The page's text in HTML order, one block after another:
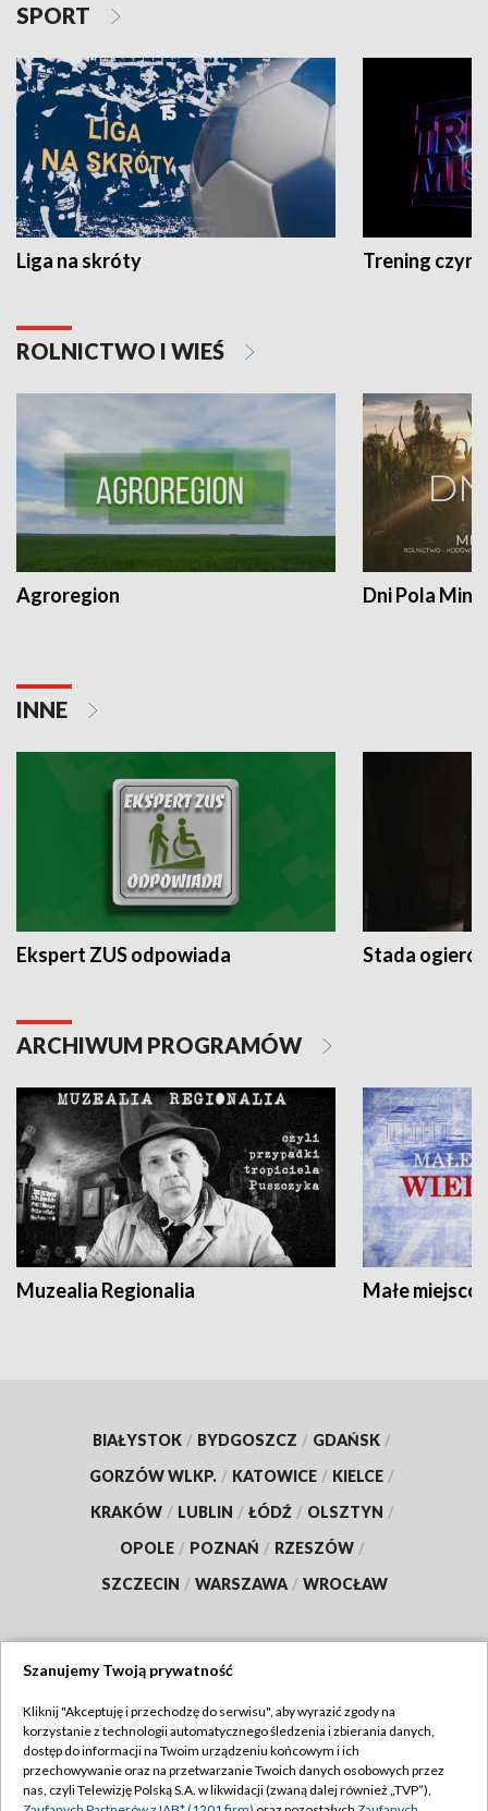
SPORT
Liga na skróty Trening czyni
ROLNICTWO I WIEŚ
Agroregion Dni Pola
INNE
Ekspert ZUS odpowiada Stada
ARCHIWUM PROGRAMÓW
Muzealia Regionalia Małe
BIAŁYSTOK / BYDGOSZCZ / GDAŃSK /
GORZÓW WLKP. / KATOWICE / KIELCE /
KRAKÓW / LUBLIN / ŁÓDŹ / OLSZTYN /
OPOLE / POZNAŃ / RZESZÓW /
SZCZECIN / WARSZAWA / WROCŁAW
TVP
Abonament TVP
Emisja w TVP
Regulamin TVP
Szanujemy Twoją prywatność
Kliknij "Akceptuję i przechodzę do serwisu", aby wyrazić zgody na
korzystanie z technologii automatycznego śledzenia i zbierania danych,
dostęp do informacji na Twoim urządzeniu końcowym i ich
przechowywanie oraz na przetwarzanie Twoich danych osobowych przez
nas, czyli Telewizję Polską S.A. w likwidacji (zwaną dalej również „TVP”),